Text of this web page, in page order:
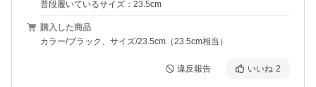
普段履いているサイズ：23.5cm
購入した商品
カラー/ブラック、サイズ/23.5cm（23.5cm相当）
違反報告 いいね 2